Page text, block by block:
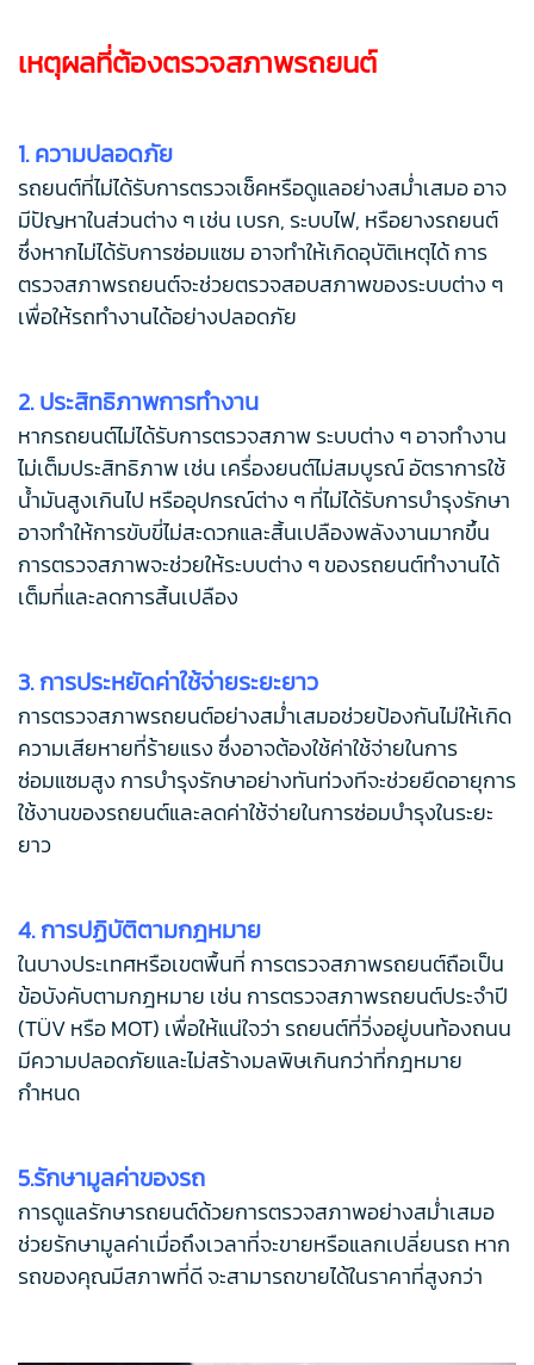
เหตุผลที่ต้องตรวจสภาพรถยนต์
1. ความปลอดภัย
รถยนต์ที่ไม่ได้รับการตรวจเช็คหรือดูแลอย่างสม่ำเสมอ อาจ
มีปัญหาในส่วนต่าง ๆ เช่น เบรก, ระบบไฟ, หรือยางรถยนต์
ซึ่งหากไม่ได้รับการซ่อมแซม อาจทำให้เกิดอุบัติเหตุได้ การ
ตรวจสภาพรถยนต์จะช่วยตรวจสอบสภาพของระบบต่าง ๆ
เพื่อให้รถทำงานได้อย่างปลอดภัย
2. ประสิทธิภาพการทำงาน
หากรถยนต์ไม่ได้รับการตรวจสภาพ ระบบต่าง ๆ อาจทำงาน
ไม่เต็มประสิทธิภาพ เช่น เครื่องยนต์ไม่สมบูรณ์ อัตราการใช้
น้ำมันสูงเกินไป หรืออุปกรณ์ต่าง ๆ ที่ไม่ได้รับการบำรุงรักษา
อาจทำให้การขับขี่ไม่สะดวกและสิ้นเปลืองพลังงานมากขึ้น
การตรวจสภาพจะช่วยให้ระบบต่าง ๆ ของรถยนต์ทำงานได้
เต็มที่และลดการสิ้นเปลือง
3. การประหยัดค่าใช้จ่ายระยะยาว
การตรวจสภาพรถยนต์อย่างสม่ำเสมอช่วยป้องกันไม่ให้เกิด
ความเสียหายที่ร้ายแรง ซึ่งอาจต้องใช้ค่าใช้จ่ายในการ
ซ่อมแซมสูง การบำรุงรักษาอย่างทันท่วงทีจะช่วยยืดอายุการ
ใช้งานของรถยนต์และลดค่าใช้จ่ายในการซ่อมบำรุงในระยะ
ยาว
4. การปฏิบัติตามกฎหมาย
ในบางประเทศหรือเขตพื้นที่ การตรวจสภาพรถยนต์ถือเป็น
ข้อบังคับตามกฎหมาย เช่น การตรวจสภาพรถยนต์ประจำปี
(TÜV หรือ MOT) เพื่อให้แน่ใจว่า รถยนต์ที่วิ่งอยู่บนท้องถนน
มีความปลอดภัยและไม่สร้างมลพิษเกินกว่าที่กฎหมาย
กำหนด
5.รักษามูลค่าของรถ
การดูแลรักษารถยนต์ด้วยการตรวจสภาพอย่างสม่ำเสมอ
ช่วยรักษามูลค่าเมื่อถึงเวลาที่จะขายหรือแลกเปลี่ยนรถ หาก
รถของคุณมีสภาพที่ดี จะสามารถขายได้ในราคาที่สูงกว่า